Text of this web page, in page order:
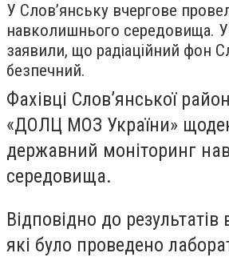
У Слов’янську вчергове
навколишнього середовища. У
заявили, що радіаційний фон
безпечний.
Фахівці Слов’янської
«ДОЛЦ МОЗ України»
державний моніторинг
середовища.
Відповідно до
які було проведено